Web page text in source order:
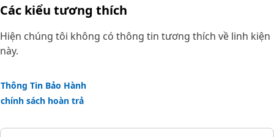
Các kiểu tương thích
Hiện chúng tôi không có thông tin tương thích về linh kiện
này.
Thông Tin Bảo Hành
chính sách hoàn trả